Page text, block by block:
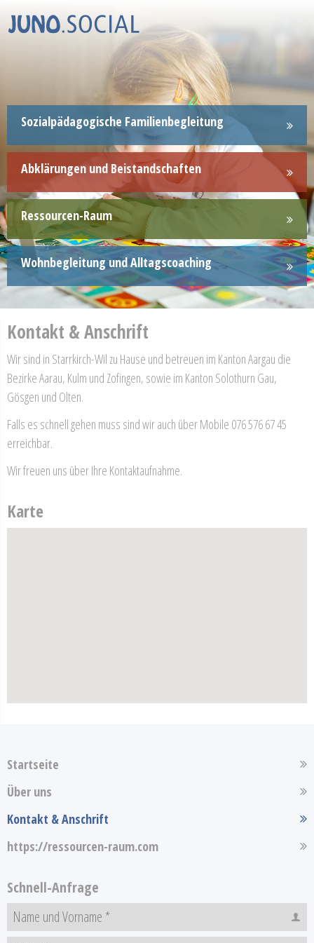
Sozialpädagogische Familienbegleitung
Abklärungen und Beistandschaften
Ressourcen-Raum
Wohnbegleitung und Alltagscoaching
Kontakt & Anschrift
Wir sind in Starrkirch-Wil zu Hause und betreuen im Kanton Aargau die
Bezirke Aarau, Kulm und Zofingen, sowie im Kanton Solothurn Gau,
Gösgen und Olten.
Falls es schnell gehen muss sind wir auch über Mobile 076 576 67 45
erreichbar.
Wir freuen uns über Ihre Kontaktaufnahme.
Karte
Startseite
Über uns
Kontakt & Anschrift
https://ressourcen-raum.com
Schnell-Anfrage